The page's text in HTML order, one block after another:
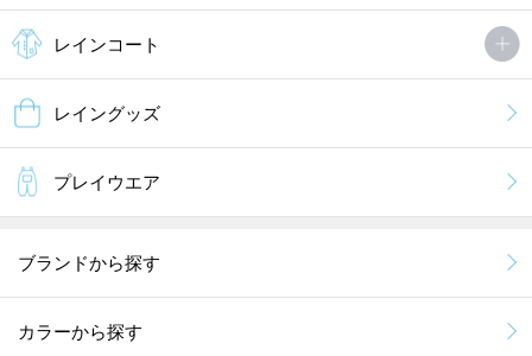
レインコート
レイングッズ
プレイウエア
ブランドから探す
カラーから探す